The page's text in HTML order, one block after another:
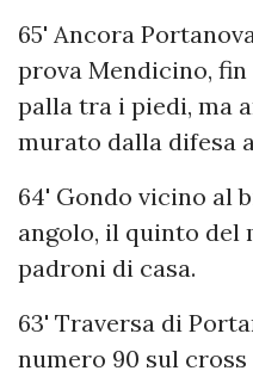
65' Ancora
prova Mendicino,
palla tra i piedi, ma
murato dalla difesa
64' Gondo vicino al
angolo, il quinto del
padroni di casa.
63' Traversa di
numero 90 sul